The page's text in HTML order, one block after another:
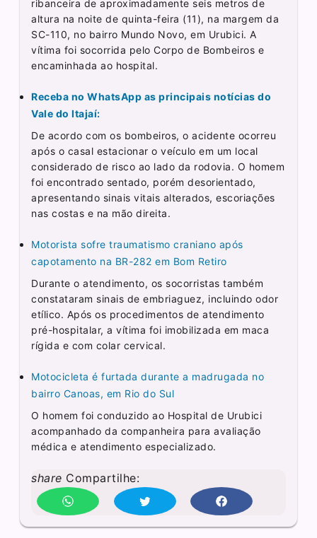
ribanceira de aproximadamente seis metros de
altura na noite de quinta-feira (11), na margem da
SC-110, no bairro Mundo Novo, em Urubici. A
vítima foi socorrida pelo Corpo de Bombeiros e
encaminhada ao hospital.
Receba no WhatsApp as principais notícias do
Vale do Itajaí:
De acordo com os bombeiros, o acidente ocorreu
após o casal estacionar o veículo em um local
considerado de risco ao lado da rodovia. O homem
foi encontrado sentado, porém desorientado,
apresentando sinais vitais alterados, escoriações
nas costas e na mão direita.
Motorista sofre traumatismo craniano após
capotamento na BR-282 em Bom Retiro
Durante o atendimento, os socorristas também
constataram sinais de embriaguez, incluindo odor
etílico. Após os procedimentos de atendimento
pré-hospitalar, a vítima foi imobilizada em maca
rígida e com colar cervical.
Motocicleta é furtada durante a madrugada no
bairro Canoas, em Rio do Sul
O homem foi conduzido ao Hospital de Urubici
acompanhado da companheira para avaliação
médica e atendimento especializado.
share Compartilhe: